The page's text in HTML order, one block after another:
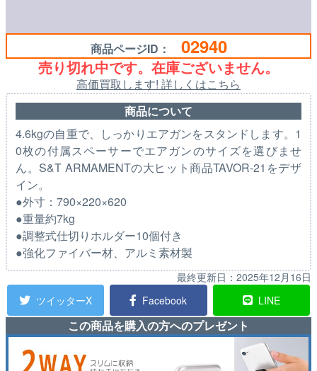
商品ページID： 02940
売り切れ中です。在庫ございません。
高価買取します! 詳しくはこちら
商品について
4.6kgの自重で、しっかりエアガンをスタンドします。1
0枚の付属スペーサーでエアガンのサイズを選びませ
ん。S&T ARMAMENTの大ヒット商品TAVOR-21をデザ
イン。
●外寸：790×220×620
●重量約7kg
●調整式仕切りホルダー10個付き
●強化ファイバー材、アルミ素材製
最終更新日： 2025年12月16日
ツイッターX
Facebook LINE
この商品を購入の方へのプレゼント